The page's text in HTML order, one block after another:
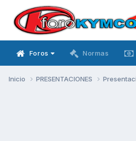
Foros Normas
Inicio PRESENTACIONES